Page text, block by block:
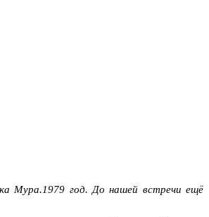
Мура.1979 год. До нашей встречи ещё